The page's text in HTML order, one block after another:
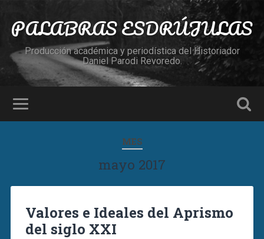
PALABRAS ESDRÚJULAS
Producción académica y periodística del Historiador
Daniel Parodi Revoredo.
MES
mayo 2017
Valores e Ideales del Aprismo
del siglo XXI